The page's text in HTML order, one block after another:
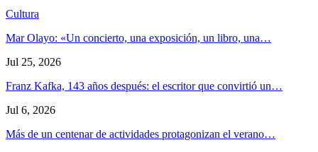
Cultura
Mar Olayo: «Un concierto, una exposición, un libro, una…
Jul 25, 2026
Franz Kafka, 143 años después: el escritor que convirtió un…
Jul 6, 2026
Más de un centenar de actividades protagonizan el verano…